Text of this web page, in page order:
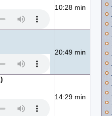
10:28 min
20:49 min
14:29 min